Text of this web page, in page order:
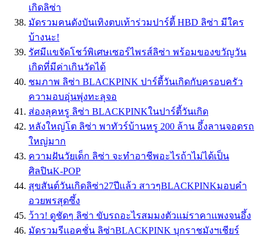
เกิดลิซ่า
มัดรวมคนดังบันเทิงตบเท้าร่วมปาร์ตี้ HBD ลิซ่า มีใคร
บ้างนะ!
รัศมีแขจัดโชว์พิเศษเซอร์ไพรส์ลิซ่า พร้อมของขวัญวัน
เกิดที่มีค่าเกินวัดได้
ชมภาพ ลิซ่า BLACKPINK ปาร์ตี้วันเกิดกับครอบครัว
ความอบอุ่นพุ่งทะลุจอ
ส่องลุคหรู ลิซ่า BLACKPINKในปาร์ตี้วันเกิด
หลังใหญ่โต ลิซ่า พาทัวร์บ้านหรู 200 ล้าน อึ้งลานจอดรถ
ใหญ่มาก
ความฝันวัยเด็ก ลิซ่า จะทำอาชีพอะไรถ้าไม่ได้เป็น
ศิลปินK-POP
สุขสันต์วันเกิดลิซ่า27ปีแล้ว สาวๆBLACKPINKมอบคำ
อวยพรสุดซึ้ง
ว้าว! ดูชัดๆ ลิซ่า ขับรถอะไรสมมงตัวเเม่ราคาเเพงจนอึ้ง
มัดรวมรีเเอคชั่น ลิซ่าBLACKPINK บุกราชมังฯเชียร์